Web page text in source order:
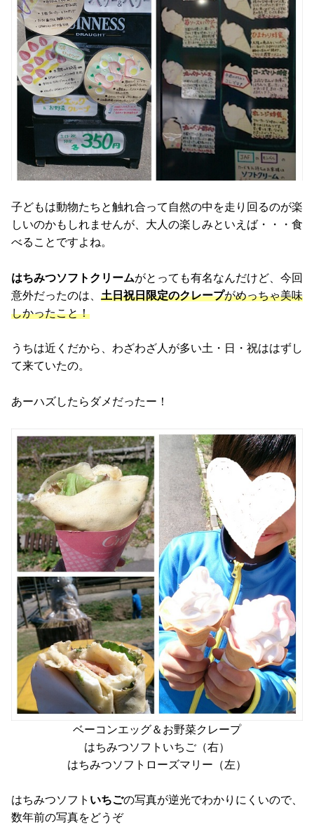
子どもは動物たちと触れ合って自然の中を走り回るのが楽
しいのかもしれませんが、大人の楽しみといえば・・・食
べることですよね。
はちみつソフトクリームがとっても有名なんだけど、今回
意外だったのは、 土日祝日限定のクレープがめっちゃ美味
しかったこと！
うちは近くだから、わざわざ人が多い土・日・祝ははずし
て来ていたの。
あーハズしたらダメだったー！
ベーコンエッグ＆お野菜クレープ
はちみつソフトいちご（右）
はちみつソフトローズマリー（左）
はちみつソフト いちごの写真が逆光でわかりにくいので、
数年前の写真をどうぞ